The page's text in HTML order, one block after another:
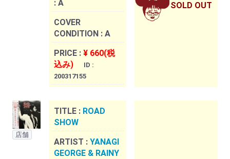
: A
COVER
CONDITION : A
PRICE : ¥ 660(税
込み)
ID :
200317155
SOLD OUT
店舗
TITLE : ROAD
SHOW
ARTIST : YANAGI
GEORGE & RAINY